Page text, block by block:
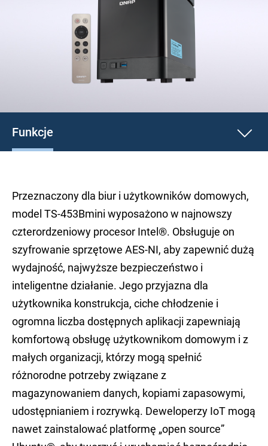
Funkcje
Przeznaczony dla biur i użytkowników domowych,
model TS-453Bmini wyposażono w najnowszy
czterordzeniowy procesor Intel®. Obsługuje on
szyfrowanie sprzętowe AES-NI, aby zapewnić dużą
wydajność, najwyższe bezpieczeństwo i
inteligentne działanie. Jego przyjazna dla
użytkownika konstrukcja, ciche chłodzenie i
ogromna liczba dostępnych aplikacji zapewniają
komfortową obsługę użytkownikom domowym i z
małych organizacji, którzy mogą spełnić
różnorodne potrzeby związane z
magazynowaniem danych, kopiami zapasowymi,
udostępnianiem i rozrywką. Deweloperzy IoT mogą
nawet zainstalować platformę „open source”